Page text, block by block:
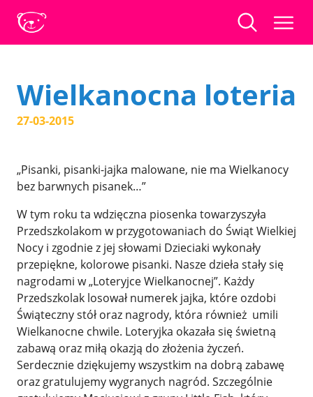
Wielkanocna loteria
27-03-2015
„Pisanki, pisanki-jajka malowane, nie ma Wielkanocy
bez barwnych pisanek…”
W tym roku ta wdzięczna piosenka towarzyszyła
Przedszkolakom w przygotowaniach do Świąt Wielkiej
Nocy i zgodnie z jej słowami Dzieciaki wykonały
przepiękne, kolorowe pisanki. Nasze dzieła stały się
nagrodami w „Loteryjce Wielkanocnej”. Każdy
Przedszkolak losował numerek jajka, które ozdobi
Świąteczny stół oraz nagrody, która również umili
Wielkanocne chwile. Loteryjka okazała się świetną
zabawą oraz miłą okazją do złożenia życzeń.
Serdecznie dziękujemy wszystkim na dobrą zabawę
oraz gratulujemy wygranych nagród. Szczególnie